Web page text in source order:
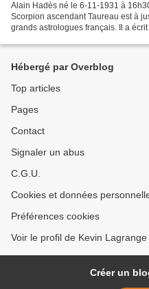
Alain Hadès né le 6-11-1931 à
Scorpion ascendant Taureau est à
grands astrologues français. Il a
Hébergé par Overblog
Top articles
Pages
Contact
Signaler un abus
C.G.U.
Cookies et données
Préférences cookies
Voir le profil de Kevin
Créer un